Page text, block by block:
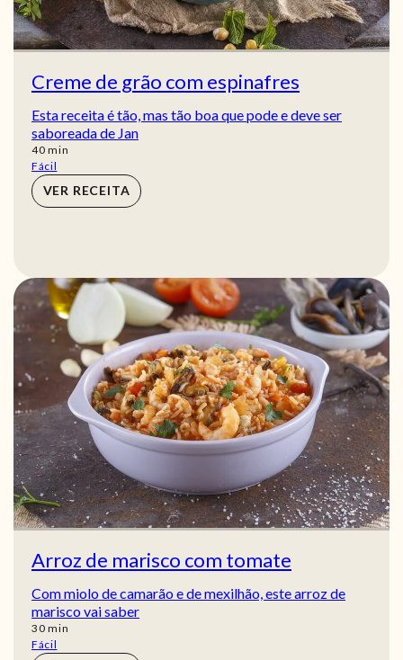
Creme de grão com espinafres
Esta receita é tão, mas tão boa que pode e deve ser
saboreada de Jan
40min
min
Fácil
VER RECEITA
Arroz de marisco com tomate
Com miolo de camarão e de mexilhão, este arroz de
marisco vai saber
30min
min
Fácil